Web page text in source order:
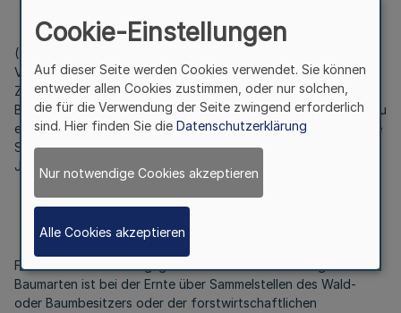
(2) Die Menge des nach Absatz 1 erzeugten forstlichen
Vermehrungsgutes ist im unmittelbaren zeitlichen
Zusammenhang mit der Erzeugung vom Wald- oder
Baumbesitzer oder seines Beauftragten in einer Sammelliste zu
erfassen. Für jede Zulassungseinheit und jede Baumart ist eine
Sammelliste zu führen. Sie ist nach Abschluss der Ernte zehn
Jahre vom Wald- oder Baumbesitzer aufzubewahren.
Forstliches Vermehrungsgut aller dem FoVG unterliegenden
Baumarten ist bei der Ernte über Sammelstellen des Wald-
oder Baumbesitzers oder der forstwirtschaftlichen
Cookie-Einstellungen
Auf dieser Seite werden Cookies verwendet. Sie können
entweder allen Cookies zustimmen, oder nur solchen,
die für die Verwendung der Seite zwingend erforderlich
sind. Hier finden Sie die Datenschutzerklärung
Nur notwendige Cookies akzeptieren
Alle Cookies akzeptieren